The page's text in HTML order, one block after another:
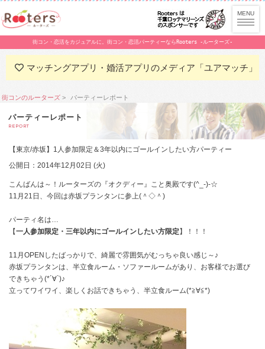
街コン・恋活をカジュアルに。街コン・恋活パーティーならRooters -ルーターズ-
マッチングアプリ・婚活アプリのメディア「ユアマッチ」
街コンのルーターズ パーティーレポート
パーティーレポート
REPORT
【東京/赤坂】1人参加限定＆3年以内にゴールインしたい方パーティー
公開日：2014年12月02日 (火)
こんばんは～！ルーターズの『オクディー』こと奥殿です(^_-)-☆
11月21日、今回は赤坂プランタンに参上(＾◇＾)
パーティ名は…
【一人参加限定・三年以内にゴールインしたい方限定】！！！
11月OPENしたばっかりで、綺麗で雰囲気がむっちゃ良い感じ～♪
赤坂プランタンは、半立食ルーム・ソファールームがあり、お客様でお選び
できちゃう(*´∀`)♪
立ってワイワイ、楽しくお話できちゃう、半立食ルーム(*≧∀≦*)